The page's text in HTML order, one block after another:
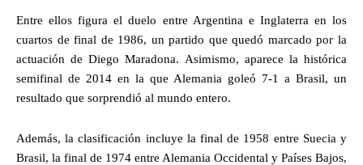
Entre ellos figura el duelo entre Argentina e Inglaterra en los
cuartos de final de 1986, un partido que quedó marcado por la
actuación de Diego Maradona. Asimismo, aparece la histórica
semifinal de 2014 en la que Alemania goleó 7-1 a Brasil, un
resultado que sorprendió al mundo entero.
Además, la clasificación incluye la final de 1958 entre Suecia y
Brasil, la final de 1974 entre Alemania Occidental y Países Bajos,